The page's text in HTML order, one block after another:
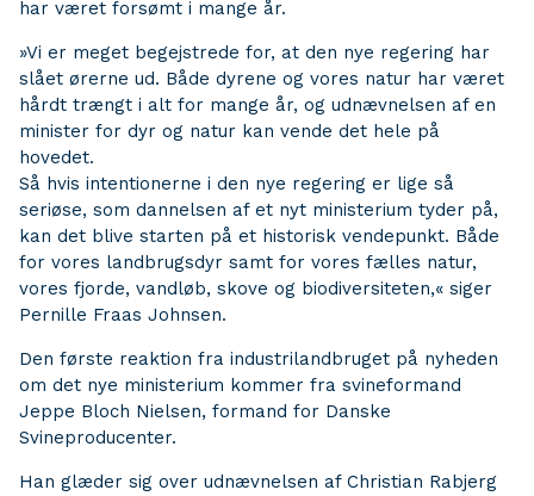
har været forsømt i mange år.
»Vi er meget begejstrede for, at den nye regering har
slået ørerne ud. Både dyrene og vores natur har været
hårdt trængt i alt for mange år, og udnævnelsen af en
minister for dyr og natur kan vende det hele på
hovedet.
Så hvis intentionerne i den nye regering er lige så
seriøse, som dannelsen af et nyt ministerium tyder på,
kan det blive starten på et historisk vendepunkt. Både
for vores landbrugsdyr samt for vores fælles natur,
vores fjorde, vandløb, skove og biodiversiteten,« siger
Pernille Fraas Johnsen.
Den første reaktion fra industrilandbruget på nyheden
om det nye ministerium kommer fra svineformand
Jeppe Bloch Nielsen, formand for Danske
Svineproducenter.
Han glæder sig over udnævnelsen af Christian Rabjerg